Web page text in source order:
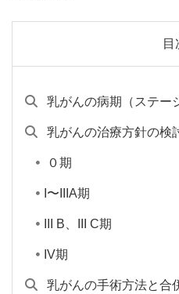
目
乳がんの病期（ステー
乳がんの治療方針の検
０期
I〜IIIA期
III B、III C期
IV期
乳がんの手術方法と合